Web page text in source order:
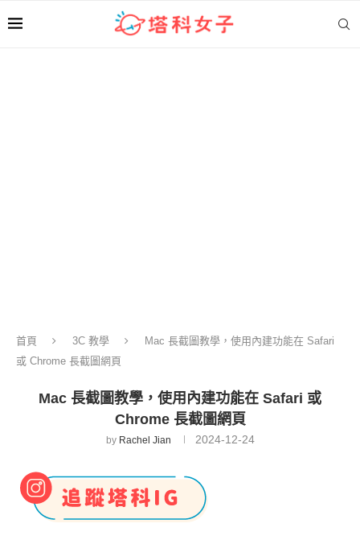
首頁 3C 教學
Mac 長截圖教學，使用內建功能在 Safari
或 Chrome 長截圖網頁
Mac 長截圖教學，使用內建功能在 Safari 或
Chrome 長截圖網頁
by Rachel Jian 2024-12-24